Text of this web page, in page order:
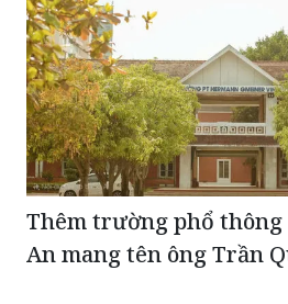
Thêm trường phổ thông
An mang tên ông Trần